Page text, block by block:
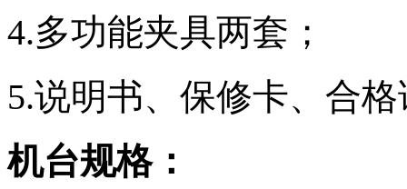
4.多功能夹具两套；
5.说明书、保修卡、合
机台规格：